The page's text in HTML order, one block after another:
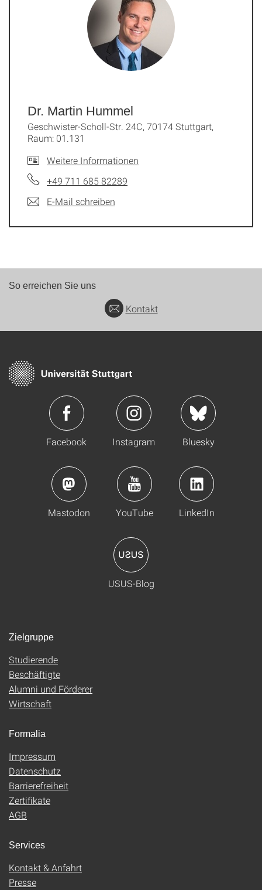
Dr. Martin Hummel
Geschwister-Scholl-Str. 24C, 70174 Stuttgart,
Raum: 01.131
Weitere Informationen
+49 711 685 82289
E-Mail schreiben
So erreichen Sie uns
Kontakt
Facebook Instagram Bluesky
Mastodon YouTube LinkedIn
USUS-Blog
Zielgruppe
Studierende
Beschäftigte
Alumni und Förderer
Wirtschaft
Formalia
Impressum
Datenschutz
Barrierefreiheit
Zertifikate
AGB
Services
Kontakt & Anfahrt
Presse